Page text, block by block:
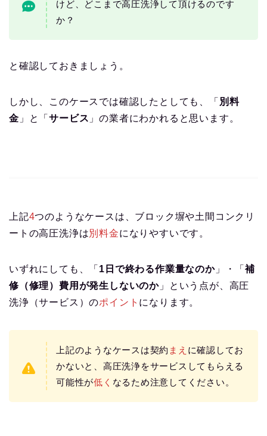
けど、どこまで高圧洗浄して頂けるのです
か？
と確認しておきましょう。
しかし、このケースでは確認したとしても、「 別料
金 」と「サービス 」の業者にわかれると思います。
上記4つのようなケースは、ブロック塀や土間コンクリ
ートの高圧洗浄は別料金になりやすいです。
いずれにしても、「 1日で終わる作業量なのか」・「補
修（修理）費用が発生しないのか 」という点が、高圧
洗浄（サービス）のポイント になります。
上記のようなケースは契約 まえ に確認してお
かないと、高圧洗浄をサービスしてもらえる
可能性が低く なるため注意してください。